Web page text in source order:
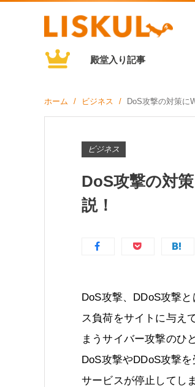
殿堂入り記事
ホーム ビジネス DoS攻撃の対策に
ビジネス
DoS攻撃の対
説！
DoS攻撃、DDoS攻撃
ス負荷をサイトに与え
まうサイバー攻撃のひ
DoS攻撃やDDoS攻撃
サービスが停止してし